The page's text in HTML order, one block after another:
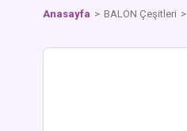
Anasayfa BALON Çeşitleri